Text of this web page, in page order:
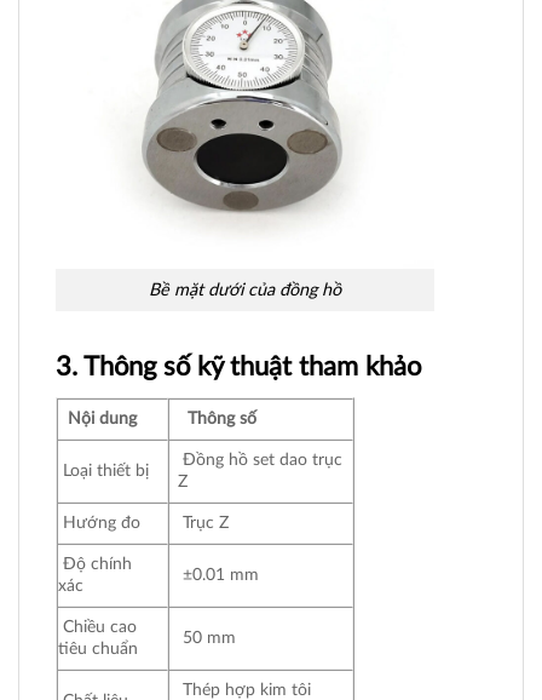
Bề mặt dưới của đồng hồ
3. Thông số kỹ thuật tham khảo
Nội dung Thông số
Loại thiết bị
Đồng hồ set dao trục
Z
Hướng đo Trục Z
Độ chính
xác
±0.01 mm
Chiều cao
tiêu chuẩn
50 mm
Thép hợp kim tôi